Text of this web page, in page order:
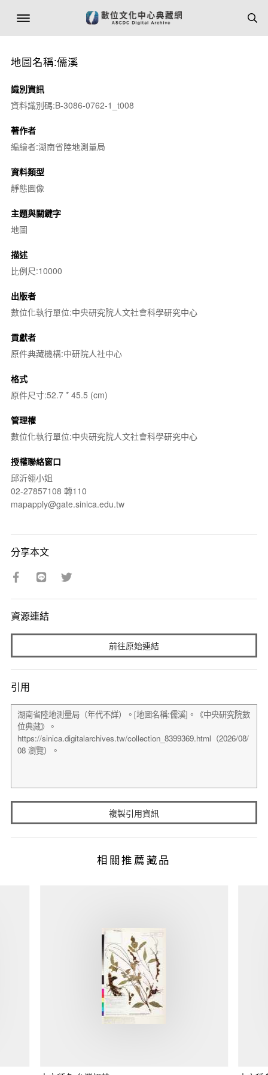
地圖名稱:儒溪
識別資訊
資料識別碼:B-3086-0762-1_t008
著作者
編繪者:湖南省陸地測量局
資料類型
靜態圖像
主題與關鍵字
地圖
描述
比例尺:10000
出版者
數位化執行單位:中央研究院人文社會科學研究中心
貢獻者
原件典藏機構:中研院人社中心
格式
原件尺寸:52.7 * 45.5 (cm)
管理權
數位化執行單位:中央研究院人文社會科學研究中心
授權聯絡窗口
邱沂翎小姐
02-27857108 轉110
mapapply@gate.sinica.edu.tw
分享本文
資源連結
前往原始連結
引用
複製引用資訊
相關推薦藏品